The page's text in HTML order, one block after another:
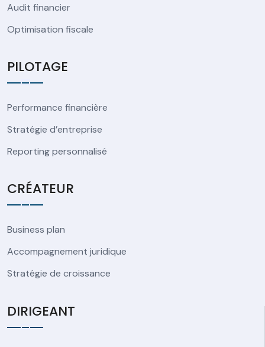
Audit financier
Optimisation fiscale
PILOTAGE
Performance financière
Stratégie d’entreprise
Reporting personnalisé
CRÉATEUR
Business plan
Accompagnement juridique
Stratégie de croissance
DIRIGEANT